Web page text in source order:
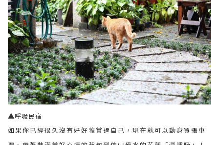
▲呼吸民宿
如果你已經很久沒有好好犒賞過自己，現在就可以動身買張車